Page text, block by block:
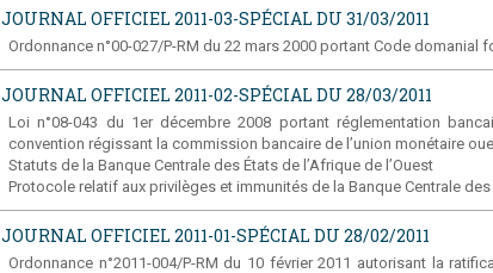
JOURNAL OFFICIEL 2011-03-SPÉCIAL DU 31/03/2011
Ordonnance n°00-027/P-RM du 22 mars 2000 portant Code domanial
JOURNAL OFFICIEL 2011-02-SPÉCIAL DU 28/03/2011
Loi n°08-043 du 1er décembre 2008 portant réglementation
convention régissant la commission bancaire de l’union monétaire
Statuts de la Banque Centrale des États de l’Afrique de l’Ouest
Protocole relatif aux privilèges et immunités de la Banque Centrale des
JOURNAL OFFICIEL 2011-01-SPÉCIAL DU 28/02/2011
Ordonnance n°2011-004/P-RM du 10 février 2011 autorisant la